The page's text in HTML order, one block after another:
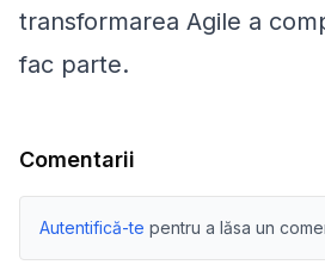
transformarea Agile a
fac parte.
Comentarii
Autentifică-te pentru a lăsa un